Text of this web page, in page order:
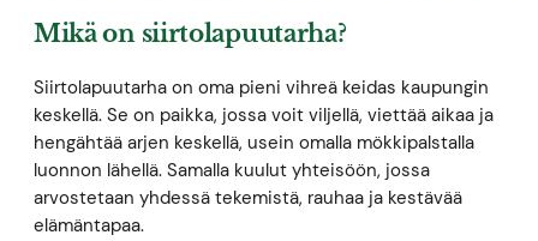
Mikä on siirtolapuutarha?
Siirtolapuutarha on oma pieni vihreä keidas kaupungin
keskellä. Se on paikka, jossa voit viljellä, viettää aikaa ja
hengähtää arjen keskellä, usein omalla mökkipalstalla
luonnon lähellä. Samalla kuulut yhteisöön, jossa
arvostetaan yhdessä tekemistä, rauhaa ja kestävää
elämäntapaa.